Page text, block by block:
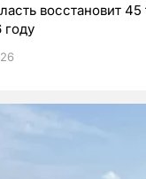
восстановит 45
году